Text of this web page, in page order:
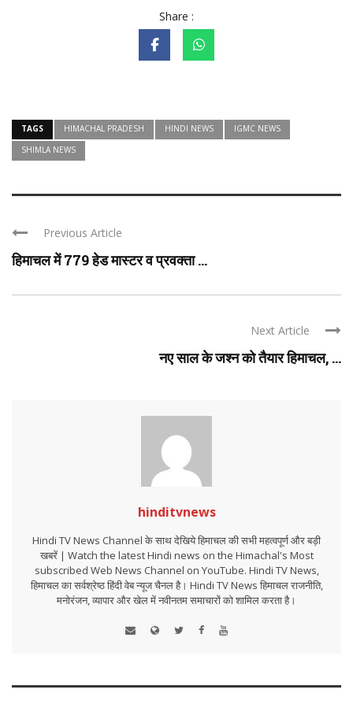
Share :
TAGS HIMACHAL PRADESH HINDI NEWS
IGMC NEWS
SHIMLA NEWS
Previous Article
हिमाचल में 779 हेड मास्टर व प्रवक्ता ...
Next Article
नए साल के जश्न को तैयार हिमाचल, ...
hinditvnews
Hindi TV News Channel के साथ देखिये हिमाचल की सभी महत्वपूर्ण और बड़ी
खबरें | Watch the latest Hindi news on the Himachal's Most
subscribed Web News Channel on YouTube. Hindi TV News,
हिमाचल का सर्वश्रेष्ठ हिंदी वेब न्यूज चैनल है। Hindi TV News हिमाचल राजनीति,
मनोरंजन, व्यापार और खेल में नवीनतम समाचारों को शामिल करता है।